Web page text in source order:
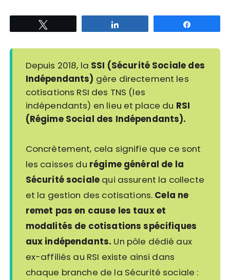
Depuis 2018, la SSI (Sécurité Sociale des
Indépendants) gère directement les
cotisations RSI des TNS (les
indépendants) en lieu et place du RSI
(Régime Social des Indépendants).
Concrètement, cela signifie que ce sont
les caisses du régime général de la
Sécurité sociale qui assurent la collecte
et la gestion des cotisations. Cela ne
remet pas en cause les taux et
modalités de cotisations spécifiques
aux indépendants. Un pôle dédié aux
ex-affiliés au RSI existe ainsi dans
chaque branche de la Sécurité sociale :